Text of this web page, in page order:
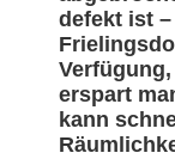
defekt ist
erspart
kann